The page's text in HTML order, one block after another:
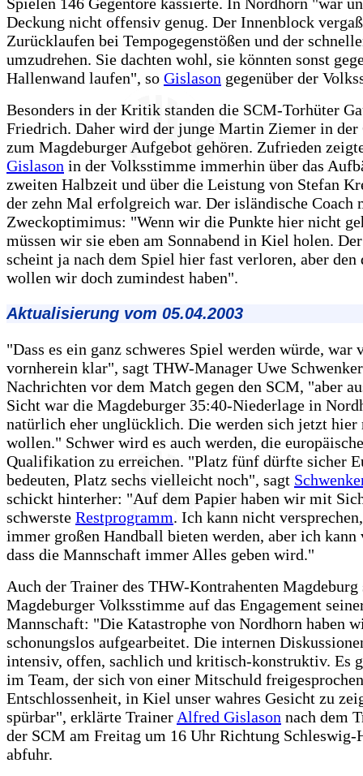
Deckung nicht offensiv genug. Der Innenblock
Zurücklaufen bei Tempogegenstößen und der
umzudrehen. Sie dachten wohl, sie könnten sonst
Hallenwand laufen", so Gislason gegenüber der
Besonders in der Kritik standen die SCM-Torhüter
Friedrich. Daher wird der junge Martin Ziemer in der
zum Magdeburger Aufgebot gehören. Zufrieden
Gislason in der Volksstimme immerhin über das
zweiten Halbzeit und über die Leistung von Stefan
der zehn Mal erfolgreich war. Der isländische Coach
Zweckoptimimus: "Wenn wir die Punkte hier nicht
müssen wir sie eben am Sonnabend in Kiel holen.
scheint ja nach dem Spiel hier fast verloren, aber den
wollen wir doch zumindest haben".
Aktualisierung vom 05.04.2003
"Dass es ein ganz schweres Spiel werden würde, war
vornherein klar", sagt THW-Manager Uwe
Nachrichten vor dem Match gegen den SCM, "aber
Sicht war die Magdeburger 35:40-Niederlage in
natürlich eher unglücklich. Die werden sich jetzt hier
wollen." Schwer wird es auch werden, die europäische
Qualifikation zu erreichen. "Platz fünf dürfte sicher
bedeuten, Platz sechs vielleicht noch", sagt
schickt hinterher: "Auf dem Papier haben wir mit
schwerste Restprogramm. Ich kann nicht
immer großen Handball bieten werden, aber ich kann
dass die Mannschaft immer Alles geben wird."
Auch der Trainer des THW-Kontrahenten Magdeburg
Magdeburger Volksstimme auf das Engagement
Mannschaft: "Die Katastrophe von Nordhorn haben
schonungslos aufgearbeitet. Die internen
intensiv, offen, sachlich und kritisch-konstruktiv. Es
im Team, der sich von einer Mitschuld
Entschlossenheit, in Kiel unser wahres Gesicht zu
spürbar", erklärte Trainer Alfred Gislason nach dem
der SCM am Freitag um 16 Uhr Richtung Schleswig-
abfuhr.